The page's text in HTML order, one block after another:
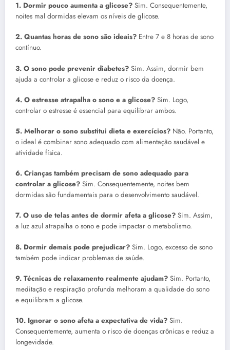
1. Dormir pouco aumenta a glicose? Sim. Consequentemente,
noites mal dormidas elevam os níveis de glicose.
2. Quantas horas de sono são ideais? Entre 7 e 8 horas de sono
contínuo.
3. O sono pode prevenir diabetes? Sim. Assim, dormir bem
ajuda a controlar a glicose e reduz o risco da doença.
4. O estresse atrapalha o sono e a glicose? Sim. Logo,
controlar o estresse é essencial para equilibrar ambos.
5. Melhorar o sono substitui dieta e exercícios? Não. Portanto,
o ideal é combinar sono adequado com alimentação saudável e
atividade física.
6. Crianças também precisam de sono adequado para
controlar a glicose? Sim. Consequentemente, noites bem
dormidas são fundamentais para o desenvolvimento saudável.
7. O uso de telas antes de dormir afeta a glicose? Sim. Assim,
a luz azul atrapalha o sono e pode impactar o metabolismo.
8. Dormir demais pode prejudicar? Sim. Logo, excesso de sono
também pode indicar problemas de saúde.
9. Técnicas de relaxamento realmente ajudam? Sim. Portanto,
meditação e respiração profunda melhoram a qualidade do sono
e equilibram a glicose.
10. Ignorar o sono afeta a expectativa de vida? Sim.
Consequentemente, aumenta o risco de doenças crônicas e reduz a
longevidade.